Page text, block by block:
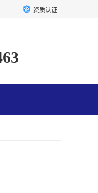
资质认证